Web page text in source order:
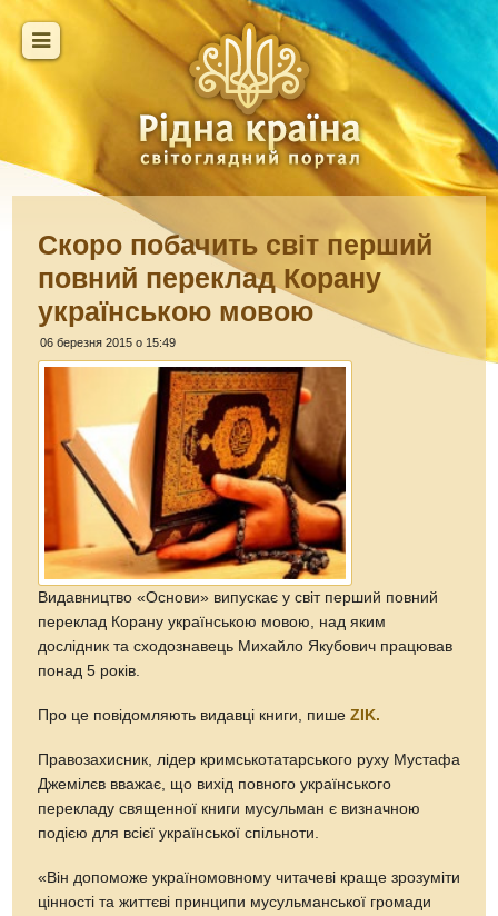
Скоро побачить світ перший
повний переклад Корану
українською мовою
06 березня 2015 о 15:49
Видавництво «Основи» випускає у світ перший повний
переклад Корану українською мовою, над яким
дослідник та сходознавець Михайло Якубович працював
понад 5 років.
Про це повідомляють видавці книги, пишеZIK.
Правозахисник, лідер кримськотатарського руху Мустафа
Джемілєв вважає, що вихід повного українського
перекладу священної книги мусульман є визначною
подією для всієї української спільноти.
«Він допоможе україномовному читачеві краще зрозуміти
цінності та життєві принципи мусульманської громади